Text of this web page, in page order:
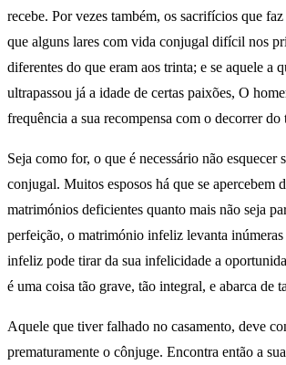
recebe. Por vezes também, os sacrifícios que
que alguns lares com vida conjugal difícil nos
diferentes do que eram aos trinta; e se aquele
ultrapassou já a idade de certas paixões, O
frequência a sua recompensa com o decorrer do
Seja como for, o que é necessário não
conjugal. Muitos esposos há que se apercebem
matrimónios deficientes quanto mais não seja
perfeição, o matrimónio infeliz levanta
infeliz pode tirar da sua infelicidade a
é uma coisa tão grave, tão integral, e abarca de
Aquele que tiver falhado no casamento, deve
prematuramente o cônjuge. Encontra então a